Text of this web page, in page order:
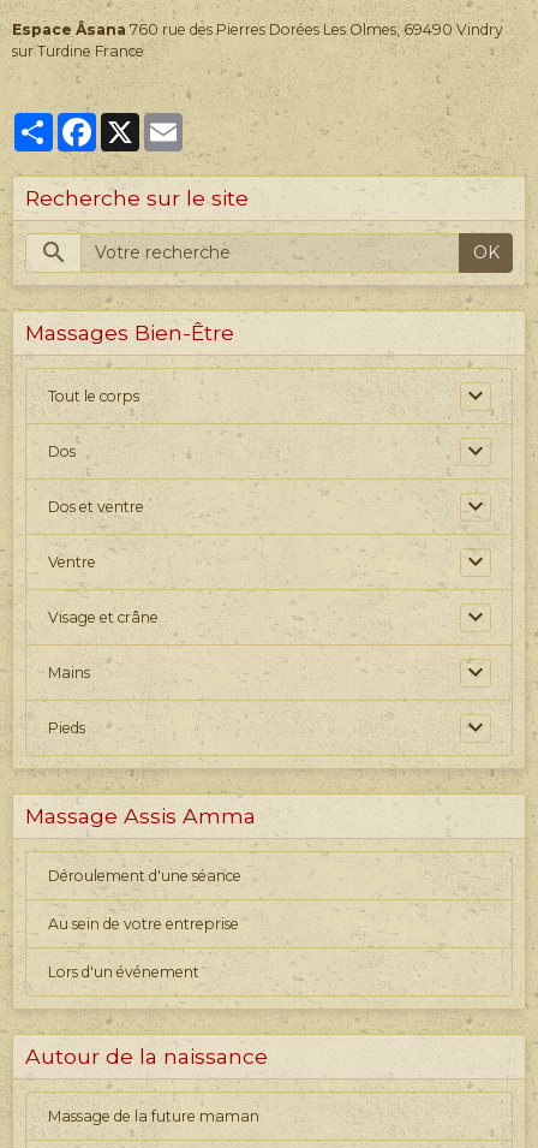
Espace Âsana760 rue des Pierres Dorées Les Olmes, 69490 Vindry
sur Turdine France
PartagerFacebook
X Email
Recherche sur le site
OK
Massages Bien-Être
Tout le corps
Dos
Dos et ventre
Ventre
Visage et crâne
Mains
Pieds
Massage Assis Amma
Déroulement d'une séance
Au sein de votre entreprise
Lors d'un événement
Autour de la naissance
Massage de la future maman